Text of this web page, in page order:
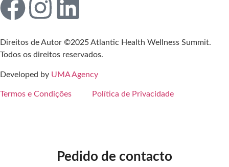
Direitos de Autor ©2025 Atlantic Health Wellness Summit.
Todos os direitos reservados.
Developed by UMA Agency
Termos e Condições Política de Privacidade
Pedido de contacto